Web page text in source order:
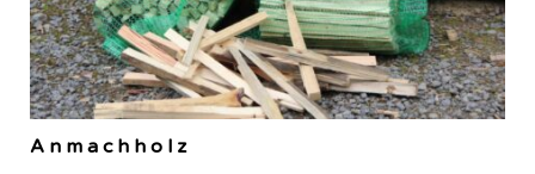
Anmachholz